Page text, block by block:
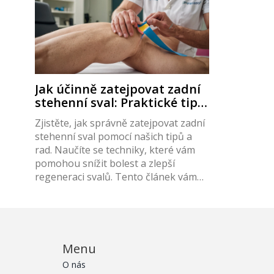
Jak účinně zatejpovat zadní
stehenní sval: Praktické tipy
a rady
Zjistěte, jak správně zatejpovat zadní
stehenní sval pomocí našich tipů a
rad. Naučíte se techniky, které vám
pomohou snížit bolest a zlepší
regeneraci svalů. Tento článek vám
Menu
O nás